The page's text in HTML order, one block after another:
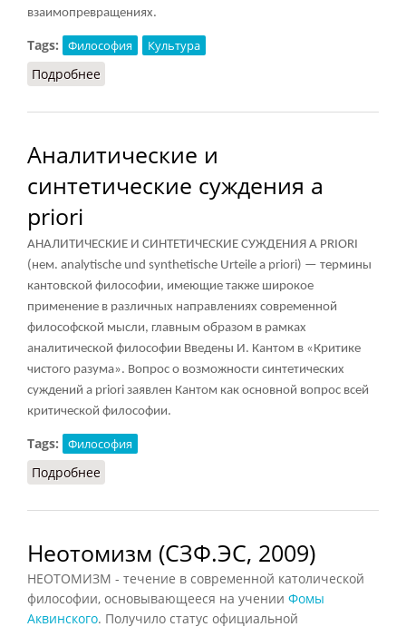
взаимопревращениях.
Tags: Философия Культура
Подробнее
Аналитические и
синтетические суждения a
priori
АНАЛИТИЧЕСКИЕ И СИНТЕТИЧЕСКИЕ СУЖДЕНИЯ A PRIORI
(нем. analytische und synthetische Urteile a priori) — термины
кантовской философии, имеющие также широкое
применение в различных направлениях современной
философской мысли, главным образом в рамках
аналитической философии Введены И. Кантом в «Критике
чистого разума». Вопрос о возможности синтетических
суждений a priori заявлен Кантом как основной вопрос всей
критической философии.
Tags: Философия
Подробнее
Неотомизм (СЗФ.ЭС, 2009)
НЕОТОМИЗМ - течение в современной католической
философии, основывающееся на учении Фомы
Аквинского. Получило статус официальной